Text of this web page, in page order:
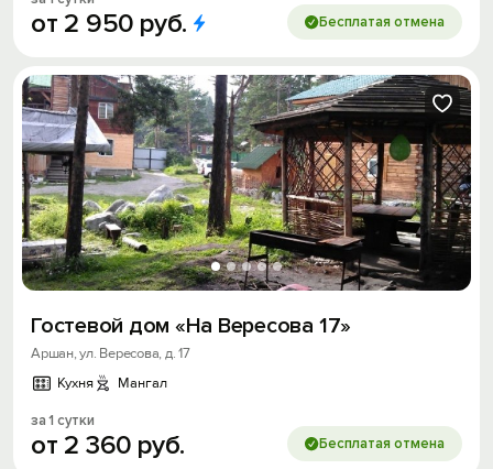
от 2 950 руб. Бесплатая отмена
Гостевой дом «На Вересова 17»
Аршан, ул. Вересова, д. 17
Кухня
Мангал
за 1 сутки
от 2 360 руб. Бесплатая отмена